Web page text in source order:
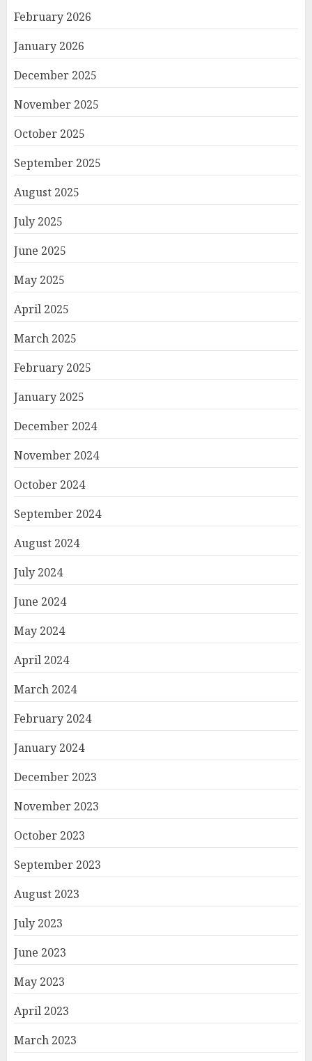
February 2026
January 2026
December 2025
November 2025
October 2025
September 2025
August 2025
July 2025
June 2025
May 2025
April 2025
March 2025
February 2025
January 2025
December 2024
November 2024
October 2024
September 2024
August 2024
July 2024
June 2024
May 2024
April 2024
March 2024
February 2024
January 2024
December 2023
November 2023
October 2023
September 2023
August 2023
July 2023
June 2023
May 2023
April 2023
March 2023